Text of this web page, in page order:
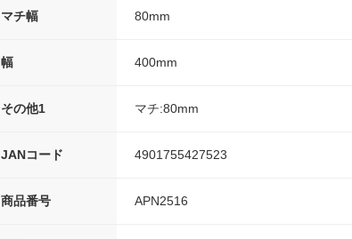
マチ幅 80mm
幅 400mm
その他1 マチ:80mm
JANコード 4901755427523
商品番号 APN2516